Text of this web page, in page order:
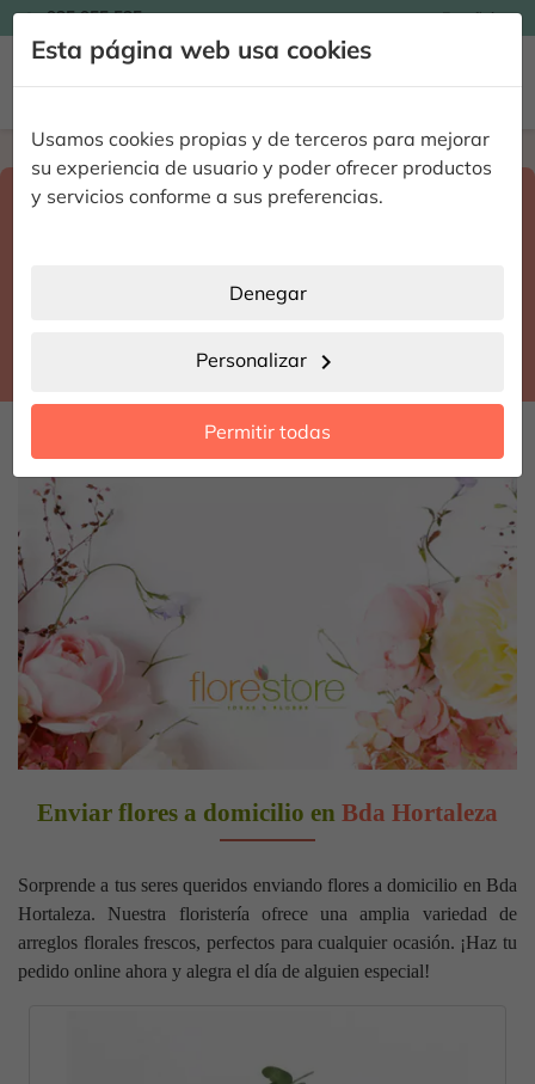
Esta página web usa cookies
Usamos cookies propias y de terceros para mejorar
su experiencia de usuario y poder ofrecer productos
y servicios conforme a sus preferencias.
Denegar
Personalizar chevron_right
Permitir todas
935 955 525 Español
 
Home Enviar flores a domicilio Madrid
Selecciona destino y fecha de entrega
Enviar flores a domicilio en Bda Hortaleza
Sorprende a tus seres queridos enviando flores a domicilio en Bda
Hortaleza. Nuestra floristería ofrece una amplia variedad de
arreglos florales frescos, perfectos para cualquier ocasión. ¡Haz tu
pedido online ahora y alegra el día de alguien especial!